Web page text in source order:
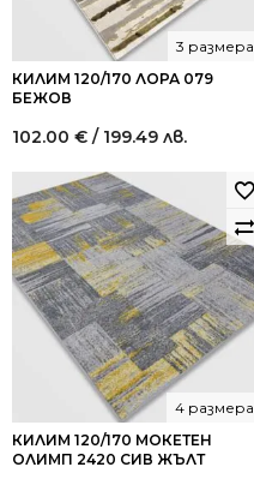
КИЛИМ 120/170 ЛОРА 079
БЕЖОВ
3 размера
102.00 € / 199.49 лв.
КИЛИМ 120/170 МОКЕТЕН
ОЛИМП 2420 СИВ ЖЪЛТ
4 размера